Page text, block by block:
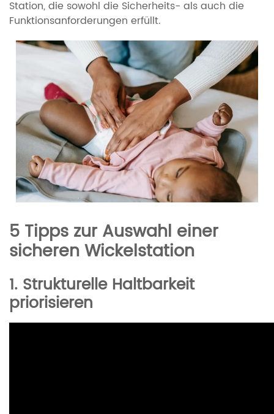
Station, die sowohl die Sicherheits- als auch die
Funktionsanforderungen erfüllt.
5 Tipps zur Auswahl einer
sicheren Wickelstation
1. Strukturelle Haltbarkeit
priorisieren